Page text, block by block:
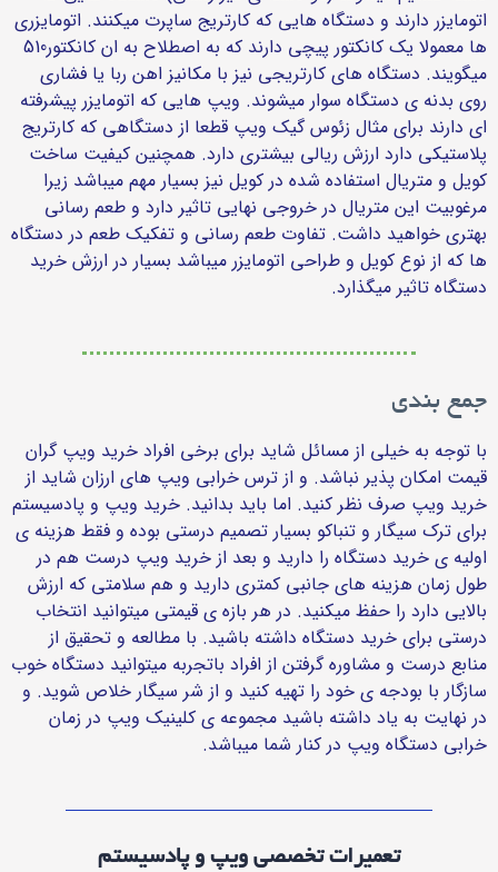
اتومایزر دارند و دستگاه هایی که کارتریج ساپرت میکنند. اتومایزری
ها معمولا یک کانکتور پیچی دارند که به اصطلاح به ان کانکتور510
میگویند. دستگاه های کارتریجی نیز با مکانیز اهن ربا یا فشاری
روی بدنه ی دستگاه سوار میشوند. ویپ هایی که اتومایزر پیشرفته
ای دارند برای مثال زئوس گیک ویپ قطعا از دستگاهی که کارتریج
پلاستیکی دارد ارزش ریالی بیشتری دارد. همچنین کیفیت ساخت
کویل و متریال استفاده شده در کویل نیز بسیار مهم میباشد زیرا
مرغوبیت این متریال در خروجی نهایی تاثیر دارد و طعم رسانی
بهتری خواهید داشت. تفاوت طعم رسانی و تفکیک طعم در دستگاه
ها که از نوع کویل و طراحی اتومایزر میباشد بسیار در ارزش خرید
دستگاه تاثیر میگذارد.
جمع بندی
با توجه به خیلی از مسائل شاید برای برخی افراد خرید ویپ گران
قیمت امکان پذیر نباشد. و از ترس خرابی ویپ های ارزان شاید از
خرید ویپ صرف نظر کنید. اما باید بدانید. خرید ویپ و پادسیستم
برای ترک سیگار و تنباکو بسیار تصمیم درستی بوده و فقط هزینه ی
اولیه ی خرید دستگاه را دارید و بعد از خرید ویپ درست هم در
طول زمان هزینه های جانبی کمتری دارید و هم سلامتی که ارزش
بالایی دارد را حفظ میکنید. در هر بازه ی قیمتی میتوانید انتخاب
درستی برای خرید دستگاه داشته باشید. با مطالعه و تحقیق از
منابع درست و مشاوره گرفتن از افراد باتجربه میتوانید دستگاه خوب
سازگار با بودجه ی خود را تهیه کنید و از شر سیگار خلاص شوید. و
در نهایت به یاد داشته باشید مجموعه ی کلینیک ویپ در زمان
خرابی دستگاه ویپ در کنار شما میباشد.
تعمیرات تخصصی ویپ و پادسیستم